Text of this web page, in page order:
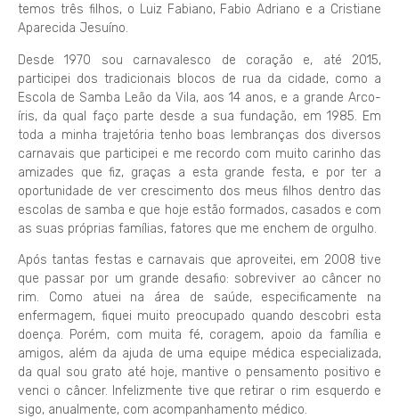
temos três filhos, o Luiz Fabiano, Fabio Adriano e a Cristiane
Aparecida Jesuíno.
Desde 1970 sou carnavalesco de coração e, até 2015,
participei dos tradicionais blocos de rua da cidade, como a
Escola de Samba Leão da Vila, aos 14 anos, e a grande Arco-
íris, da qual faço parte desde a sua fundação, em 1985. Em
toda a minha trajetória tenho boas lembranças dos diversos
carnavais que participei e me recordo com muito carinho das
amizades que fiz, graças a esta grande festa, e por ter a
oportunidade de ver crescimento dos meus filhos dentro das
escolas de samba e que hoje estão formados, casados e com
as suas próprias famílias, fatores que me enchem de orgulho.
Após tantas festas e carnavais que aproveitei, em 2008 tive
que passar por um grande desafio: sobreviver ao câncer no
rim. Como atuei na área de saúde, especificamente na
enfermagem, fiquei muito preocupado quando descobri esta
doença. Porém, com muita fé, coragem, apoio da família e
amigos, além da ajuda de uma equipe médica especializada,
da qual sou grato até hoje, mantive o pensamento positivo e
venci o câncer. Infelizmente tive que retirar o rim esquerdo e
sigo, anualmente, com acompanhamento médico.